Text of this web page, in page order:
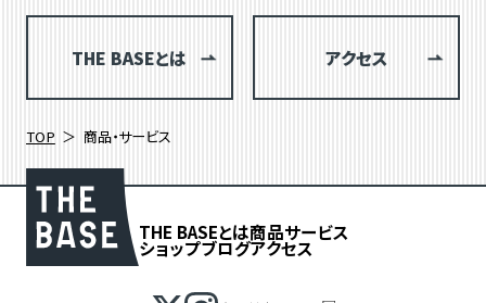
THE BASEとは アクセス
TOP 商品・サービス
THE BASEとは商品サービス
ショップブログアクセス